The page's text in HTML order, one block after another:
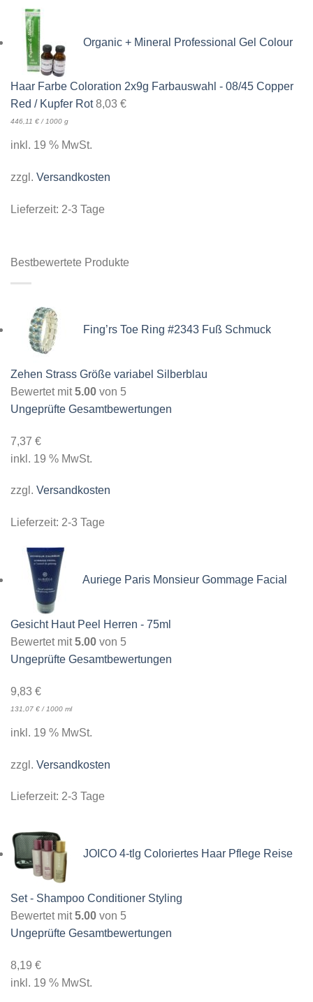
Organic + Mineral Professional Gel Colour
Haar Farbe Coloration 2x9g Farbauswahl - 08/45 Copper
Red / Kupfer Rot 8,03 €
446,11 €/1000 g
inkl. 19 % MwSt.
zzgl. Versandkosten
Lieferzeit: 2-3 Tage
Bestbewertete Produkte
Fing’rs Toe Ring #2343 Fuß Schmuck
Zehen Strass Größe variabel Silberblau
Bewertet mit5.00 von 5
Ungeprüfte Gesamtbewertungen
7,37 €
inkl. 19 % MwSt.
zzgl. Versandkosten
Lieferzeit: 2-3 Tage
Auriege Paris Monsieur Gommage Facial
Gesicht Haut Peel Herren - 75ml
Bewertet mit5.00 von 5
Ungeprüfte Gesamtbewertungen
9,83 €
131,07 € / 1000 ml
inkl. 19 % MwSt.
zzgl. Versandkosten
Lieferzeit: 2-3 Tage
JOICO 4-tlg Coloriertes Haar Pflege Reise
Set - Shampoo Conditioner Styling
Bewertet mit5.00 von 5
Ungeprüfte Gesamtbewertungen
8,19 €
inkl. 19 % MwSt.